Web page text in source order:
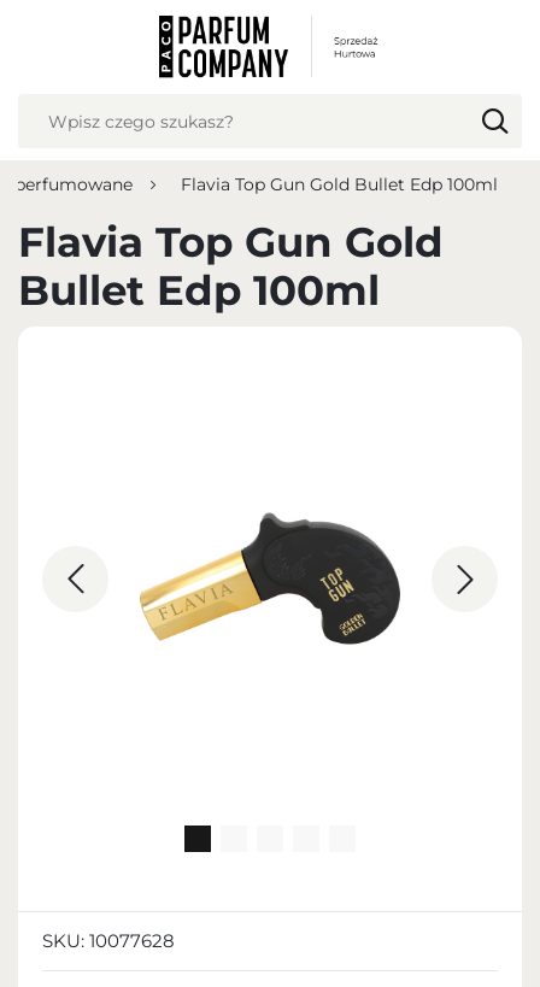
perfumowane Flavia Top Gun Gold Bullet Edp 100ml
Flavia Top Gun Gold
Bullet Edp 100ml
SKU: 10077628
USTAWIENIA REGIONALNE
Język
polski
Waluta
Polish zloty (PLN)